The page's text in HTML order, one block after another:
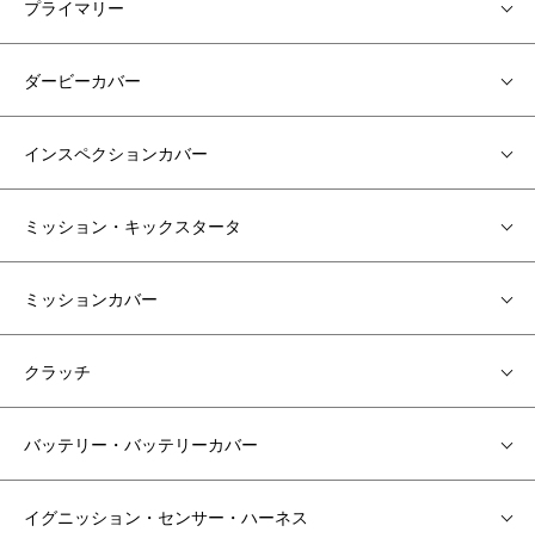
プライマリー
ダービーカバー
インスペクションカバー
ミッション・キックスタータ
ミッションカバー
クラッチ
バッテリー・バッテリーカバー
イグニッション・センサー・ハーネス